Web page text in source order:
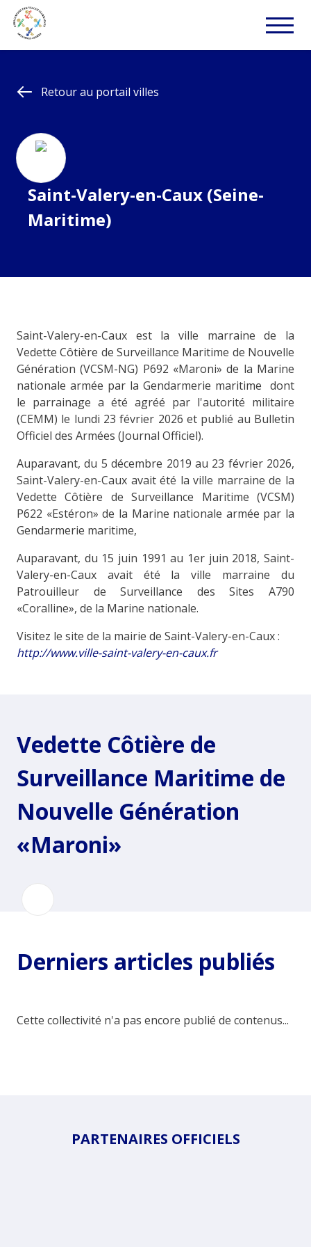
Retour au portail villes
Saint-Valery-en-Caux (Seine-
Maritime)
Saint-Valery-en-Caux est la ville marraine de la
Vedette Côtière de Surveillance Maritime de Nouvelle
Génération (VCSM-NG) P692 «Maroni» de la Marine
nationale armée par la Gendarmerie maritime dont
le parrainage a été agréé par l'autorité militaire
(CEMM) le lundi 23 février 2026 et publié au Bulletin
Officiel des Armées (Journal Officiel).
Auparavant, du 5 décembre 2019 au 23 février 2026,
Saint-Valery-en-Caux avait été la ville marraine de la
Vedette Côtière de Surveillance Maritime (VCSM)
P622 «Estéron» de la Marine nationale armée par la
Gendarmerie maritime,
Auparavant, du 15 juin 1991 au 1er juin 2018, Saint-
Valery-en-Caux avait été la ville marraine du
Patrouilleur de Surveillance des Sites A790
«Coralline», de la Marine nationale.
Visitez le site de la mairie de Saint-Valery-en-Caux :
http://www.ville-saint-valery-en-caux.fr
Vedette Côtière de
Surveillance Maritime de
Nouvelle Génération
«Maroni»
Derniers articles publiés
Cette collectivité n'a pas encore publié de contenus...
PARTENAIRES OFFICIELS